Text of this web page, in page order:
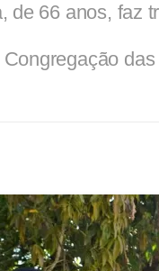
de 66 anos, faz